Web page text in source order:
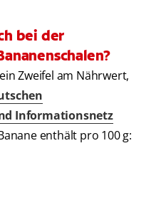
bei der
Zweifel am Nährwert,
Informationsnetz
enthält pro 100 g: